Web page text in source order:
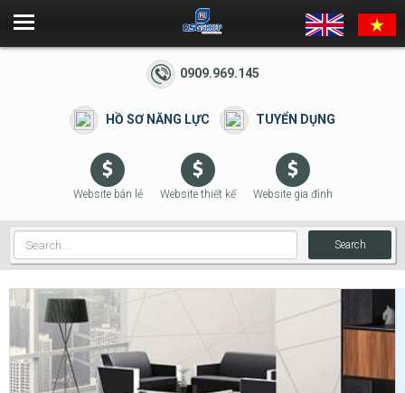
0909.969.145
HỒ SƠ NĂNG LỰC TUYỂN DỤNG
Website bán lẻ Website thiết kế Website gia đình
Search